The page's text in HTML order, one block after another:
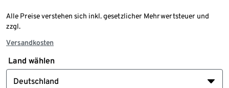
Alle Preise verstehen sich inkl. gesetzlicher Mehrwertsteuer und
zzgl.
Versandkosten
Land wählen
Deutschland